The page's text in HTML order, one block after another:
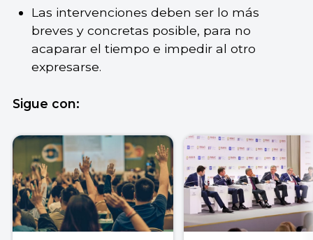
Las intervenciones deben ser lo más
breves y concretas posible, para no
acaparar el tiempo e impedir al otro
expresarse.
Sigue con: